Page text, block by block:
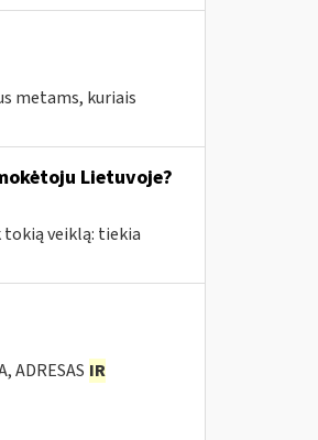
metams, kuriais
Lietuvoje?
veiklą: tiekia
ADRESAS IR